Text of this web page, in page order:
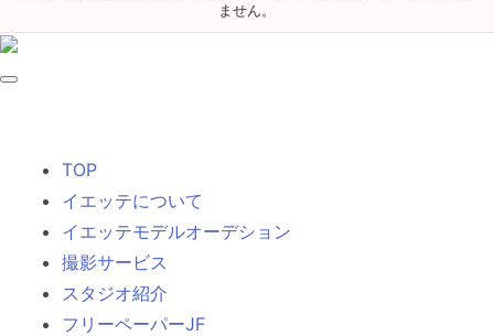
ません。
TOP
イエッテについて
イエッテモデルオーデション
撮影サービス
スタジオ紹介
フリーペーパーJF